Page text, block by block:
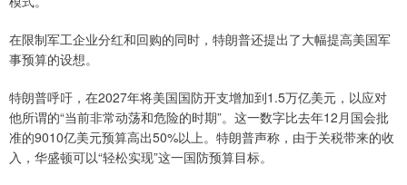
在限制军工企业分红和回购的同时，特朗普还提出了大幅提高美国军
事预算的设想。
特朗普呼吁，在2027年将美国国防开支增加到1.5万亿美元，以应对
他所谓的“当前非常动荡和危险的时期”。这一数字比去年12月国会批
准的9010亿美元预算高出50%以上。特朗普声称，由于关税带来的收
入，华盛顿可以“轻松实现”这一国防预算目标。